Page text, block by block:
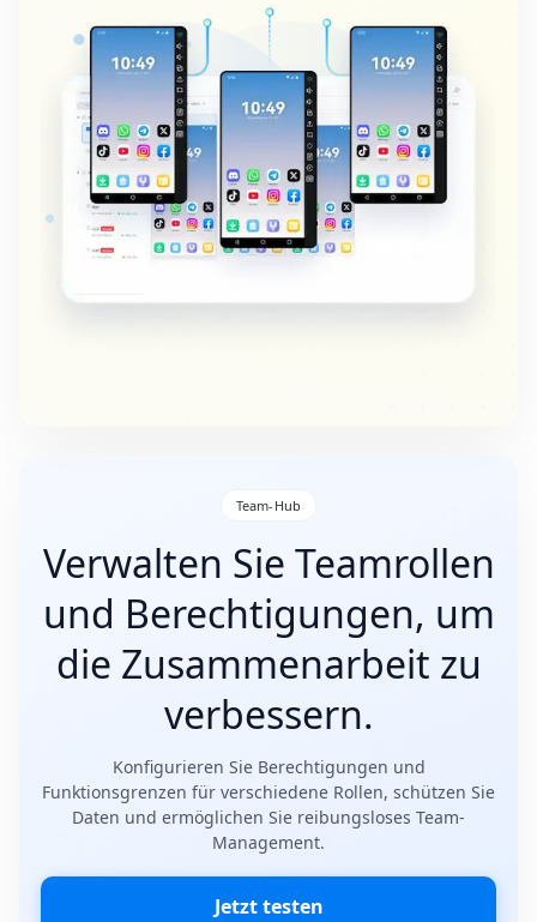
Team-Hub
Verwalten Sie Teamrollen
und Berechtigungen, um
die Zusammenarbeit zu
verbessern.
Konfigurieren Sie Berechtigungen und
Funktionsgrenzen für verschiedene Rollen, schützen Sie
Daten und ermöglichen Sie reibungsloses Team-
Management.
Jetzt testen